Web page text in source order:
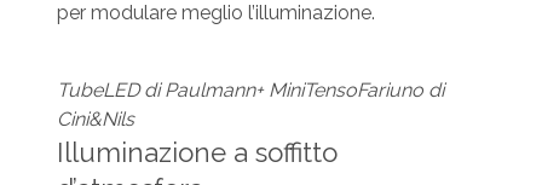
per modulare meglio l’illuminazione.
TubeLED di Paulmann+ MiniTensoFariuno di
Cini&Nils
Illuminazione a soffitto